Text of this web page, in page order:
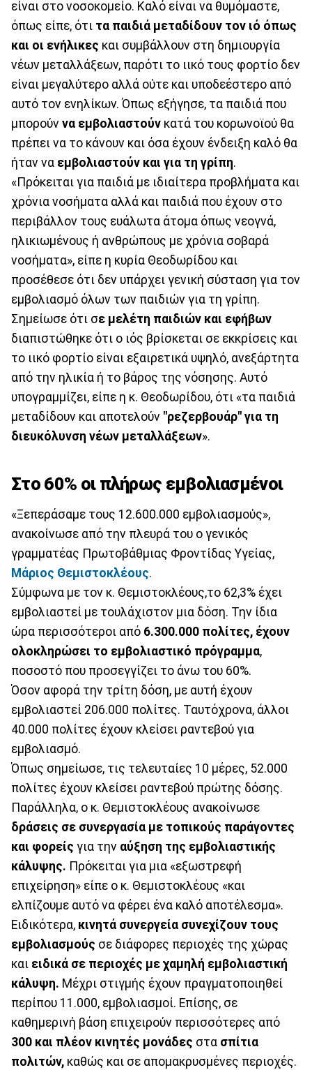
είναι στο νοσοκομείο. Καλό είναι να θυμόμαστε,
όπως είπε, ότι τα παιδιά μεταδίδουν τον ιό όπως
και οι ενήλικες και συμβάλλουν στη δημιουργία
νέων μεταλλάξεων, παρότι το ιικό τους φορτίο δεν
είναι μεγαλύτερο αλλά ούτε και υποδεέστερο από
αυτό τον ενηλίκων. Όπως εξήγησε, τα παιδιά που
μπορούν να εμβολιαστούν κατά του κορωνοϊού θα
πρέπει να το κάνουν και όσα έχουν ένδειξη καλό θα
ήταν να εμβολιαστούν και για τη γρίπη.
«Πρόκειται για παιδιά με ιδιαίτερα προβλήματα και
χρόνια νοσήματα αλλά και παιδιά που έχουν στο
περιβάλλον τους ευάλωτα άτομα όπως νεογνά,
ηλικιωμένους ή ανθρώπους με χρόνια σοβαρά
νοσήματα», είπε η κυρία Θεοδωρίδου και
προσέθεσε ότι δεν υπάρχει γενική σύσταση για τον
εμβολιασμό όλων των παιδιών για τη γρίπη.
Σημείωσε ότι σε μελέτη παιδιών και εφήβων
διαπιστώθηκε ότι ο ιός βρίσκεται σε εκκρίσεις και
το ιικό φορτίο είναι εξαιρετικά υψηλό, ανεξάρτητα
από την ηλικία ή το βάρος της νόσησης. Αυτό
υπογραμμίζει, είπε η κ. Θεοδωρίδου, ότι «τα παιδιά
μεταδίδουν και αποτελούν "ρεζερβουάρ" για τη
διευκόλυνση νέων μεταλλάξεων».
Στο 60% οι πλήρως εμβολιασμένοι
«Ξεπεράσαμε τους 12.600.000 εμβολιασμούς»,
ανακοίνωσε από την πλευρά του ο γενικός
γραμματέας Πρωτοβάθμιας Φροντίδας Υγείας,
Μάριος Θεμιστοκλέους.
Σύμφωνα με τον κ. Θεμιστοκλέους,το 62,3% έχει
εμβολιαστεί με τουλάχιστον μια δόση. Την ίδια
ώρα περισσότεροι από 6.300.000 πολίτες, έχουν
ολοκληρώσει το εμβολιαστικό πρόγραμμα,
ποσοστό που προσεγγίζει το άνω του 60%.
Όσον αφορά την τρίτη δόση, με αυτή έχουν
εμβολιαστεί 206.000 πολίτες. Ταυτόχρονα, άλλοι
40.000 πολίτες έχουν κλείσει ραντεβού για
εμβολιασμό.
Όπως σημείωσε, τις τελευταίες 10 μέρες, 52.000
πολίτες έχουν κλείσει ραντεβού πρώτης δόσης.
Παράλληλα, ο κ. Θεμιστοκλέους ανακοίνωσε
δράσεις σε συνεργασία με τοπικούς παράγοντες
και φορείς για την αύξηση της εμβολιαστικής
κάλυψης. Πρόκειται για μια «εξωστρεφή
επιχείρηση» είπε ο κ. Θεμιστοκλέους «και
ελπίζουμε αυτό να φέρει ένα καλό αποτέλεσμα».
Ειδικότερα, κινητά συνεργεία συνεχίζουν τους
εμβολιασμούς σε διάφορες περιοχές της χώρας
και ειδικά σε περιοχές με χαμηλή εμβολιαστική
κάλυψη. Μέχρι στιγμής έχουν πραγματοποιηθεί
περίπου 11.000, εμβολιασμοί. Επίσης, σε
καθημερινή βάση επιχειρούν περισσότερες από
300 και πλέον κινητές μονάδες στα σπίτια
πολιτών, καθώς και σε απομακρυσμένες περιοχές.